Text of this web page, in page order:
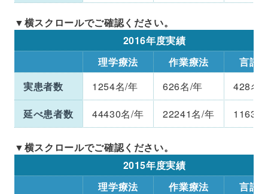
2016年度実績
理学療法
作業療法
言語
実患者数
1254名/年 626名/年
428名/
延べ患者数
44430名/年 22241名/年 11639
2015年度実績
理学療法
作業療法
言語